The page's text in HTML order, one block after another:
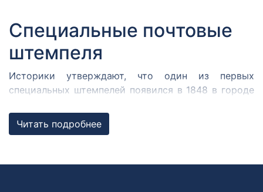
Специальные почтовые
штемпеля
Историки утверждают, что один из первых
специальных штемпелей появился в 1848 в городе
собрался Кромержижский парламент.
Парламентарии решили отметить его работу
Читать подробнее